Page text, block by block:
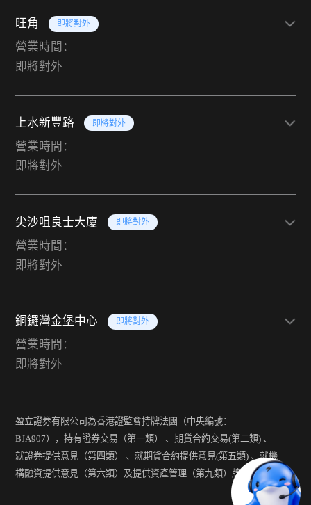
旺角 即將對外
營業時間：
即將對外
上水新豐路 即將對外
營業時間：
即將對外
尖沙咀良士大廈 即將對外
營業時間：
即將對外
銅鑼灣金堡中心 即將對外
營業時間：
即將對外
盈立證券有限公司為香港證監會持牌法團（中央編號：
BJA907），持有證券交易（第一類） 、期貨合約交易(第二類) 、
就證券提供意見（第四類） 、就期貨合約提供意見(第五類) 、就機
構融資提供意見（第六類）及提供資產管理（第九類）牌照。